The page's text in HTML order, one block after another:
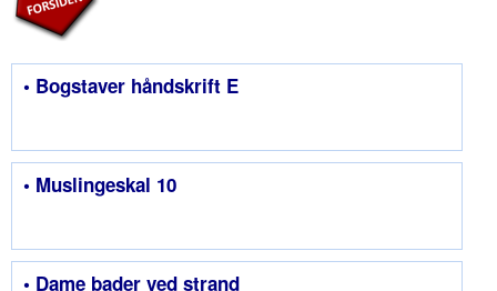
• Bogstaver håndskrift E
• Muslingeskal 10
• Dame bader ved strand